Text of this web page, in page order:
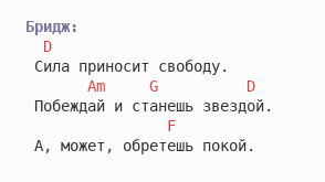
Бридж:
D
Сила приносит свободу.
Am
G
D
Побеждай и станешь звездой.
F
А, может, обретешь покой.